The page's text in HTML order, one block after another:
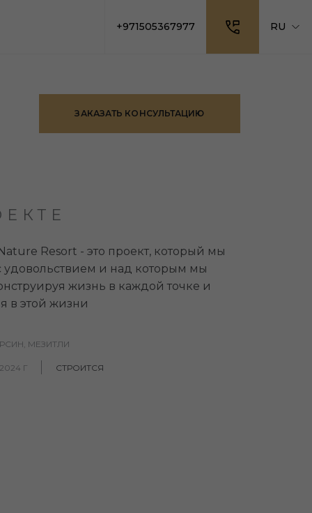
+971505367977 RU
ЗАКАЗАТЬ КОНСУЛЬТАЦИЮ
Resort - это проект, который мы
удовольствием и над которым мы
жизнь в каждой точке и
в этой жизни
МЕЗИТЛИ
Г СТРОИТСЯ